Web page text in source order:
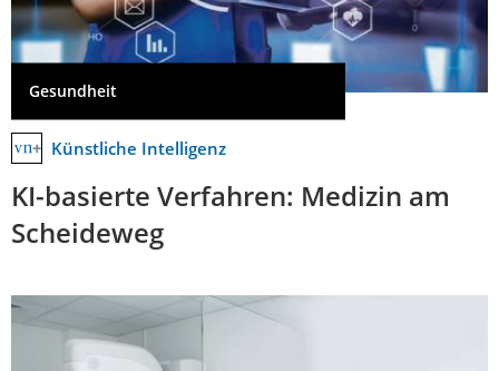
Gesundheit
Künstliche Intelligenz
KI-basierte Verfahren: Medizin am
Scheideweg